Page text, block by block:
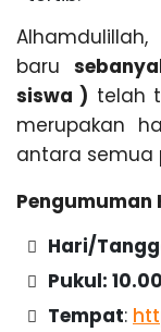
baru
siswa ) telah
merupakan
antara semua
Pengumuman
Hari/
Pukul:
Tempat: